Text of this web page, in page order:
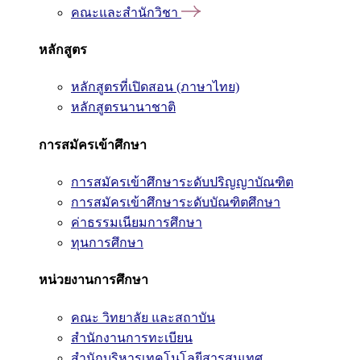
คณะและสำนักวิชา
หลักสูตร
หลักสูตรที่เปิดสอน (ภาษาไทย)
หลักสูตรนานาชาติ
การสมัครเข้าศึกษา
การสมัครเข้าศึกษาระดับปริญญาบัณฑิต
การสมัครเข้าศึกษาระดับบัณฑิตศึกษา
ค่าธรรมเนียมการศึกษา
ทุนการศึกษา
หน่วยงานการศึกษา
คณะ วิทยาลัย และสถาบัน
สำนักงานการทะเบียน